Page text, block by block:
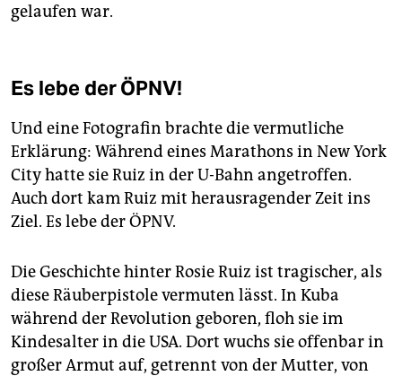
gelaufen war.
Es lebe der ÖPNV!
Und eine Fotografin brachte die vermutliche
Erklärung: Während eines Marathons in New York
City hatte sie Ruiz in der U-Bahn angetroffen.
Auch dort kam Ruiz mit herausragender Zeit ins
Ziel. Es lebe der ÖPNV.
Die Geschichte hinter Rosie Ruiz ist tragischer, als
diese Räuberpistole vermuten lässt. In Kuba
während der Revolution geboren, floh sie im
Kindesalter in die USA. Dort wuchs sie offenbar in
großer Armut auf, getrennt von der Mutter, von